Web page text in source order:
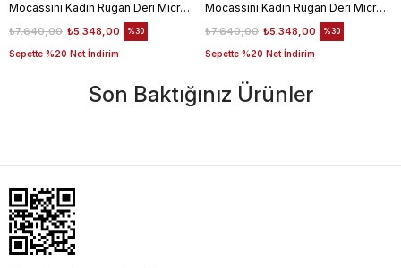
Mocassini Kadın Rugan Deri Microlight Taban Siyah Babet Ayakkabı
₺5.348,00
₺7.640,00
Sepette %20 Net İndirim
%30
Mocassini Kadın Rugan Deri Microlight Taban Bej Parlak Babet Ayakkabı
₺5.348,00
₺7.640,00
Sepette %20 Net İndirim
%30
Son Baktığınız Ürünler